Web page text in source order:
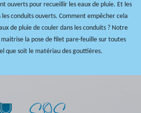
ouverts pour recueillir les eaux de pluie. Et les
les conduits ouverts. Comment empêcher cela
de pluie de couler dans les conduits ? Notre
maitrise la pose de filet pare-feuille sur toutes
que soit le matériau des gouttières.